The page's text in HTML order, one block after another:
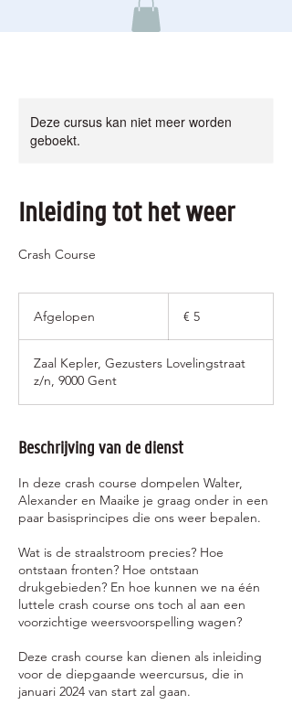
Deze cursus kan niet meer worden
geboekt.
Inleiding tot het weer
Crash Course
Afgelopen
e
l
o
n
€ 5
Zaal Kepler, Gezusters Lovelingstraat
z/n, 9000 Gent
Beschrijving van de dienst
In deze crash course dompelen Walter,
Alexander en Maaike je graag onder in een
paar basisprincipes die ons weer bepalen.
Wat is de straalstroom precies? Hoe
ontstaan fronten? Hoe ontstaan
drukgebieden? En hoe kunnen we na één
luttele crash course ons toch al aan een
voorzichtige weersvoorspelling wagen?
Deze crash course kan dienen als inleiding
voor de diepgaande weercursus, die in
januari 2024 van start zal gaan.